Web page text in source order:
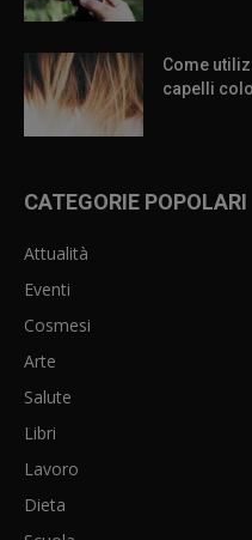
Come
capelli
CATEGORIE POPOLARI
Attualità
Eventi
Cosmesi
Arte
Salute
Libri
Lavoro
Dieta